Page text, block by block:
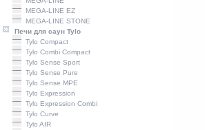
MEGA-LINE EZ
MEGA-LINE STONE
Печи для саун Tylo
Tylo Compact
Tylo Combi Compact
Tylo Sense Sport
Tylo Sense Pure
Tylo Sense MPE
Tylo Expression
Tylo Expression Combi
Tylo Curve
Tylo AIR